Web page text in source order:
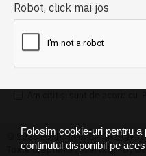
Folosim cookie-uri pentru a
conținutul disponibil pe
Robot, click mai jos
© 2025 EDITURA CABA SRL,
Toate drepturile rezervate - by